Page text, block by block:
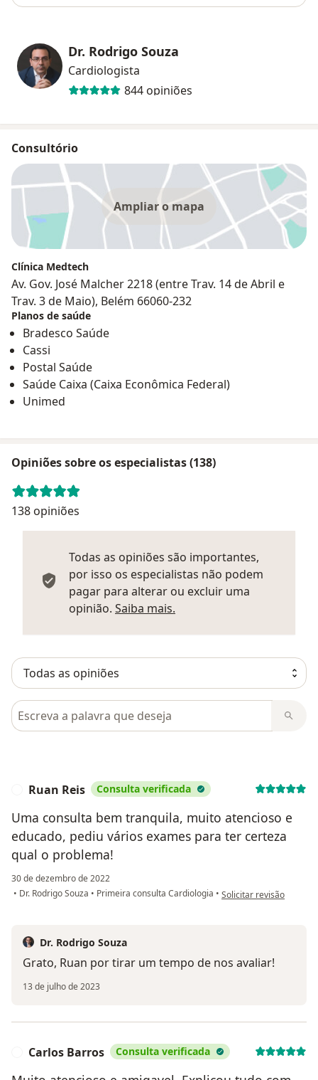
Dr. Rodrigo Souza
Cardiologista
844 opiniões
Consultório
Ampliar o mapa
Clínica Medtech
Av. Gov. José Malcher 2218 (entre Trav. 14 de Abril e
Trav. 3 de Maio), Belém 66060-232
Planos de saúde
Bradesco Saúde
Cassi
Postal Saúde
Saúde Caixa (Caixa Econômica Federal)
Unimed
Opiniões sobre os especialistas (138)
138 opiniões
Todas as opiniões são importantes,
por isso os especialistas não podem
pagar para alterar ou excluir uma
opinião. Saiba mais.
Pesquisar em opiniões
Ruan Reis Consulta verificada
Uma consulta bem tranquila, muito atencioso e
educado, pediu vários exames para ter certeza
qual o problema!
30 de dezembro de 2022
• Dr. Rodrigo Souza • Primeira consulta Cardiologia • na opinião do utilizador
Solicitar revisão
Dr. Rodrigo Souza
Grato, Ruan por tirar um tempo de nos avaliar!
13 de julho de 2023
Carlos Barros Consulta verificada